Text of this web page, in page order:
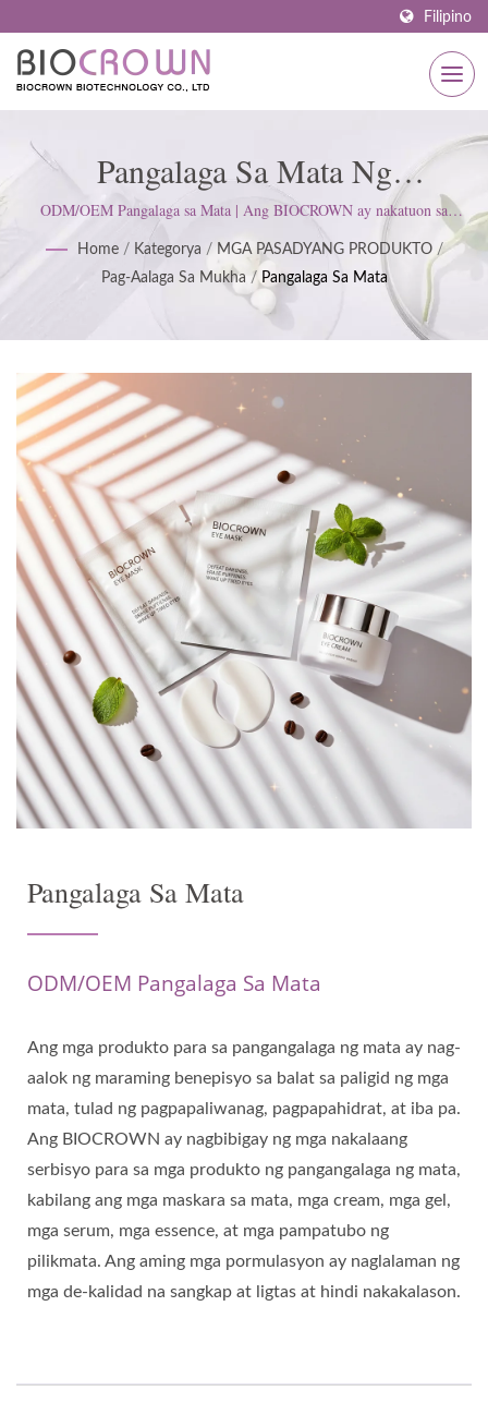
Filipino
Pangalaga Sa Mata Ng
Tagapagtustos Ng Skincare
Manufacturer | ISO & GMP
Certified Skincare Manufacturer
Since 1977 | BIOCROWN
ODM/OEM Pangalaga sa Mata | Ang BIOCROWN ay nakatuon sa
pagbuo ng mga produkto sa pangangalaga ng balat. Sinusunod namin ang
ISO22716 at mga Pamantayan ng Magandang Praktis sa Paggawa
(GMP); pinapanatili ang isang mahigpit na saloobin upang masiyahan ang
mga inaasahan ng customer.
Home / Kategorya / MGA PASADYANG PRODUKTO /
Pag-Aalaga Sa Mukha / Pangalaga Sa Mata
Pangalaga Sa Mata
ODM/OEM Pangalaga Sa Mata
Ang mga produkto para sa pangangalaga ng mata ay nag-
aalok ng maraming benepisyo sa balat sa paligid ng mga
mata, tulad ng pagpapaliwanag, pagpapahidrat, at iba pa.
Ang BIOCROWN ay nagbibigay ng mga nakalaang
serbisyo para sa mga produkto ng pangangalaga ng mata,
kabilang ang mga maskara sa mata, mga cream, mga gel,
mga serum, mga essence, at mga pampatubo ng
pilikmata. Ang aming mga pormulasyon ay naglalaman ng
mga de-kalidad na sangkap at ligtas at hindi nakakalason.